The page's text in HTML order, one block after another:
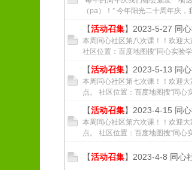
（pa）！” 今年阳光二十周年庆
【活动召集】2023-5-27 同
本周同心社区第八次课！！欢迎
社区位置：百度地图搜“同心实验
【活动召集】2023-5-13 同
本周同心社区第七次课！！欢迎
点。 社区位置：百度地图搜“同心
【活动召集】2023-4-15 同
本周同心社区第六次课！！欢迎
点。 社区位置：百度地图搜“同心
【活动召集】2023-4-8 同心